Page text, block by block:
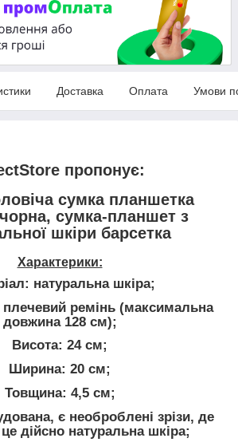
Доставка Оплата Умови
пропонує:
сумка планшетка
сумка-планшет з
шкіри барсетка
Характерики:
натуральна шкіра;
плечевий ремінь (максимальна
довжина 128 см);
Висота: 24 см;
Ширина: 20 см;
Товщина: 4,5 см;
є необроблені зрізи, де
дійсно натуральна шкіра;